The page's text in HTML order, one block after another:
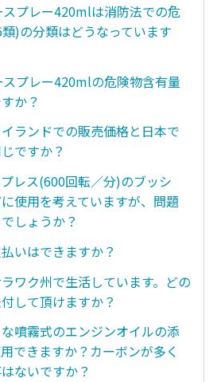
スプレー420mlは消防法での危
)の分類はどうなっています
プレー420mlの危険物含有量
か？
ランドでの販売価格と日本で
ですか？
レス(600回転／分)のブッシ
使用を考えていますが、問題
しょうか？
いはできますか？
ワク州で生活しています。どの
して頂けますか？
噴霧式のエンジンオイルの添
できますか？カーボンが多く
ないですか？